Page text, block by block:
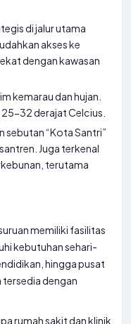
di jalur utama
akses ke
dengan kawasan
kemarau dan hujan.
32 derajat Celcius.
sebutan “Kota Santri”
Juga terkenal
terutama
memiliki fasilitas
kebutuhan sehari-
hingga pusat
tersedia dengan
rumah sakit dan klinik